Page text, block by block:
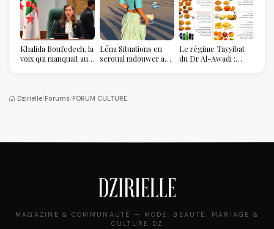
Khalida Boufedech, la
voix qui manquait au
Léna Situations en
seroual mdouwer au
pièce mode de l'été
Le régime Tayyibat
du Dr Al-Awadi :
Dzirielle/Forums/FORUM CULTURE
MAGAZINE & COMMUNAUTÉ — MODE, BEAUTÉ, MARIAGE &
CULTURE DZ